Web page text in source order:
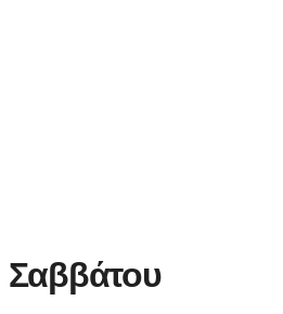
Σαββάτου